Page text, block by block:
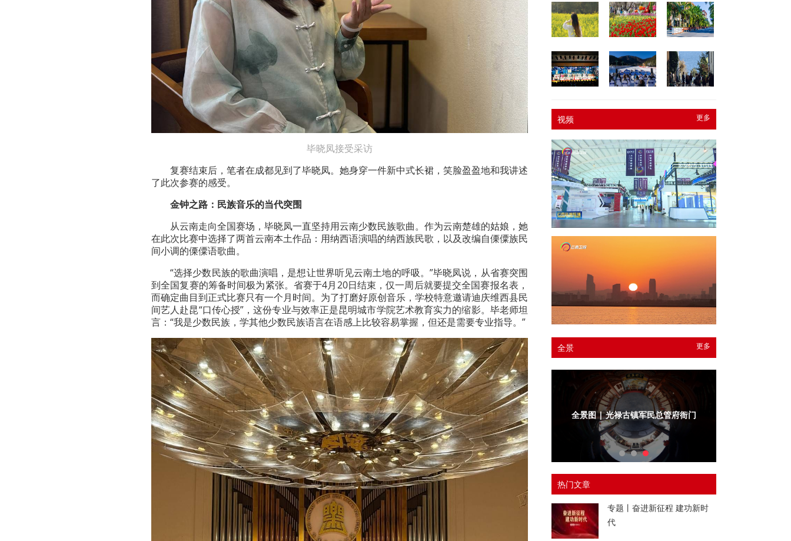
毕晓凤接受采访
复赛结束后，笔者在成都见到了毕晓凤。她身穿一件新中式长裙，笑脸盈盈地和我讲述
了此次参赛的感受。
金钟之路： 民族音乐的当代突围
从云南走向全国赛场，毕晓凤一直坚持用云南少数民族歌曲。作为云南楚雄的姑娘，她
在此次比赛中选择了两首云南本土作品：用纳西语演唱的纳西族民歌，以及改编自傈僳族民
间小调的傈僳语歌曲。
“选择少数民族的歌曲演唱，是想让世界听见云南土地的呼吸。”毕晓凤说，从省赛突围
到全国复赛的筹备时间极为紧张。省赛于4月20日结束，仅一周后就要提交全国赛报名表，
而确定曲目到正式比赛只有一个月时间。为了打磨好原创音乐，学校特意邀请迪庆维西县民
间艺人赴昆“口传心授”，这份专业与效率正是昆明城市学院艺术教育实力的缩影。毕老师坦
言：“我是少数民族，学其他少数民族语言在语感上比较容易掌握，但还是需要专业指导。”
更多
视频
更多
全景
全景图 | 光禄古镇军民总管府
热门文章
专题丨奋进新征程 建功新时
代